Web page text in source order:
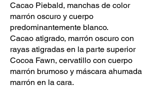
Cacao Piebald, manchas de color
marrón oscuro y cuerpo
predominantemente blanco.
Cacao atigrado, marrón oscuro con
rayas atigradas en la parte superior
Cocoa Fawn, cervatillo con cuerpo
marrón brumoso y máscara ahumada
marrón en la cara.